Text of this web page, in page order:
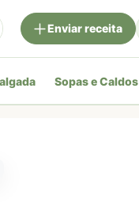
Enviar receita
Sopas e Caldos